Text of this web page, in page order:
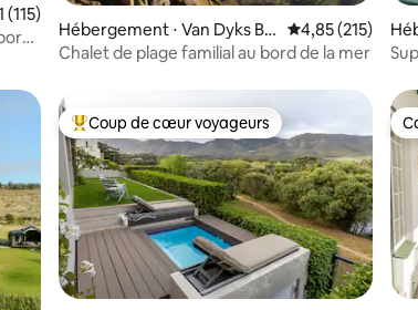
moyenne sur la base de 115 commentaires : 4,81
(115)
Hébergement ⋅ Van Dyks Ba
y
Évaluation
4,85 (215)
Chalet de plage familial au bord de la mer
Coups de cœur voyageurs les plus appréciés
Coup de cœur voyageurs